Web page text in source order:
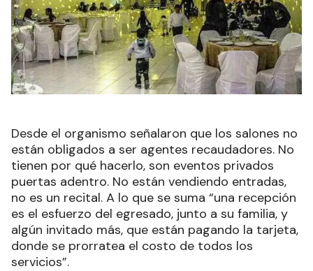
Desde el organismo señalaron que los salones no
están obligados a ser agentes recaudadores. No
tienen por qué hacerlo, son eventos privados
puertas adentro. No están vendiendo entradas,
no es un recital. A lo que se suma “una recepción
es el esfuerzo del egresado, junto a su familia, y
algún invitado más, que están pagando la tarjeta,
donde se prorratea el costo de todos los
servicios”.